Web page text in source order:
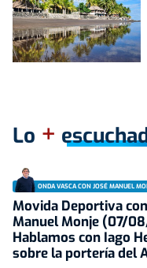
Lo +
ONDA VASCA CON JOSÉ MANUEL
Movida Deportiva
Manuel Monje (07/
Hablamos con Iago
sobre la portería del